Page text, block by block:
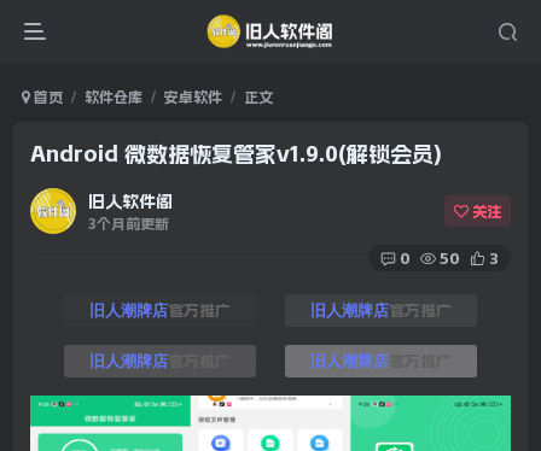
首页 软件仓库 安卓软件 正文
Android 微数据恢复管家v1.9.0(解锁会员)
旧人软件阁
3个月前更新
关注
0 50 3
旧人潮牌店官方推广 旧人潮牌店官方推广
旧人潮牌店官方推广 旧人潮牌店